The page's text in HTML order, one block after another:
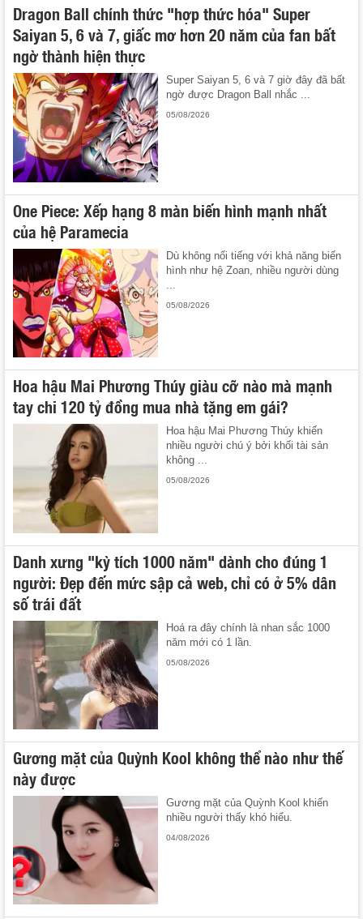
Dragon Ball chính thức "hợp thức hóa" Super
Saiyan 5, 6 và 7, giấc mơ hơn 20 năm của fan bất
ngờ thành hiện thực
Super Saiyan 5, 6 và 7 giờ đây đã bất
ngờ được Dragon Ball nhắc ...
05/08/2026
One Piece: Xếp hạng 8 màn biến hình mạnh nhất
của hệ Paramecia
Dù không nổi tiếng với khả năng biến
hình như hệ Zoan, nhiều người dùng
05/08/2026
Hoa hậu Mai Phương Thúy giàu cỡ nào mà mạnh
tay chi 120 tỷ đồng mua nhà tặng em gái?
Hoa hậu Mai Phương Thúy khiến
nhiều người chú ý bởi khối tài sản
không ...
05/08/2026
Danh xưng "kỳ tích 1000 năm" dành cho đúng 1
người: Đẹp đến mức sập cả web, chỉ có ở 5% dân
số trái đất
Hoá ra đây chính là nhan sắc 1000
năm mới có 1 lần.
05/08/2026
Gương mặt của Quỳnh Kool không thể nào như thế
này được
Gương mặt của Quỳnh Kool khiến
nhiều người thấy khó hiểu.
04/08/2026